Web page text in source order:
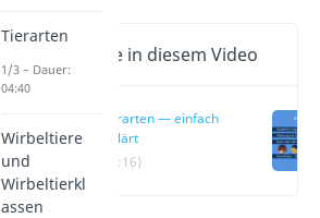
Wichtige Inhalte in diesem Video
Tierarten — einfach
erklärt
(00:16)
Tierarten
1/3 – Dauer:
04:40
Wirbeltiere
und
Wirbeltierkl
assen